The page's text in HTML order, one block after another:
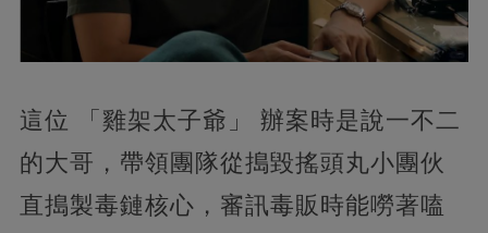
這位 「雞架太子爺」 辦案時是說一不二
的大哥，帶領團隊從搗毀搖頭丸小團伙
直搗製毒鏈核心，審訊毒販時能嘮著嗑